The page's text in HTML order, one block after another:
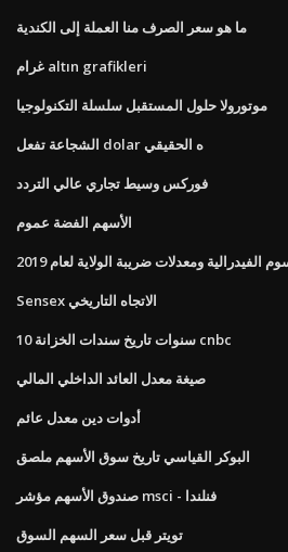
ما هو سعر الصرف منا العملة إلى الكندية
غرام altın grafikleri
موتورولا حلول المستقبل سلسلة التكنولوجيا
الشجاعة تفعل dolar ه الحقيقي
فوركس وسيط تجاري عالي التردد
الأسهم الفضة عموم
ومعدلات ضريبة الولاية لعام 2019
Sensex الاتجاه التاريخي
10 سنوات تاريخ سندات الخزانة cnbc
صيغة معدل العائد الداخلي المالي
أدوات دين معدل عائم
البوكر القياسي تاريخ سوق الأسهم ملصق
صندوق الأسهم مؤشر msci - فنلندا
تويتر قبل سعر السهم السوق